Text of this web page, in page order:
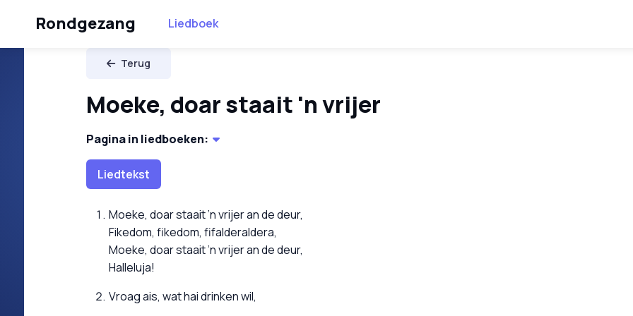
Rondgezang Liedboek
Terug
Moeke, doar staait 'n vrijer
Pagina in liedboeken:
Liedtekst
Moeke, doar staait ’n vrijer an de deur,
Fikedom, fikedom, fifalderaldera,
Moeke, doar staait ’n vrijer an de deur,
Halleluja!
Vroag ais, wat hai drinken wil,